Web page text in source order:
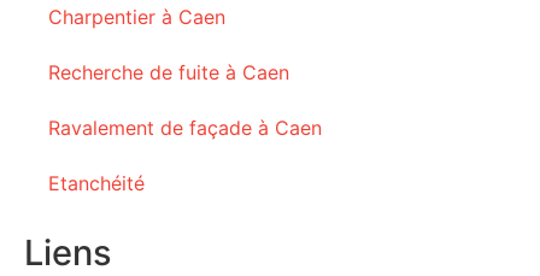
Charpentier à Caen
Recherche de fuite à Caen
Ravalement de façade à Caen
Etanchéité
Liens